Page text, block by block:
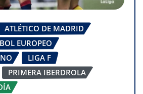
ATLÉTICO DE MADRID
EUROPEO
LIGA F
PRIMERA IBERDROLA